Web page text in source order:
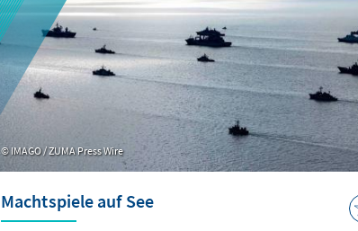
IMAGO / ZUMA Press Wire
Machtspiele auf See